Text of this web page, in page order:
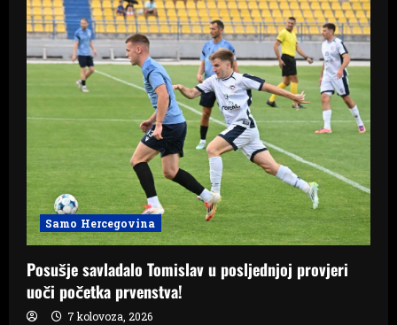
Samo Hercegovina
Posušje savladalo Tomislav u posljednjoj provjeri
uoči početka prvenstva!
7 kolovoza, 2026